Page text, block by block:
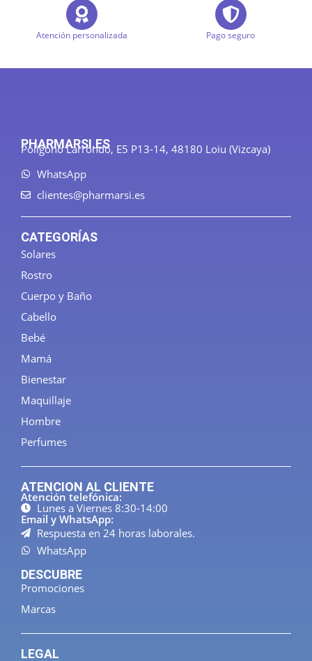
Atención personalizada Pago seguro
PHARMARSI.ES
Polígono Larrondo, E5 P13-14, 48180 Loiu (Vizcaya)
WhatsApp
clientes@pharmarsi.es
CATEGORÍAS
Solares
Rostro
Cuerpo y Baño
Cabello
Bebé
Mamá
Bienestar
Maquillaje
Hombre
Perfumes
ATENCION AL CLIENTE
Atención telefónica:
Lunes a Viernes 8:30-14:00
Email y WhatsApp:
Respuesta en 24 horas laborales.
WhatsApp
DESCUBRE
Promociones
Marcas
LEGAL